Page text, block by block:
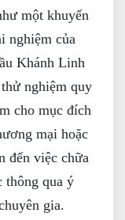
một khuyến
nghiệm của
Khánh Linh
nghiệm quy
cho mục đích
mại hoặc
đến việc chữa
thông qua ý
gia.